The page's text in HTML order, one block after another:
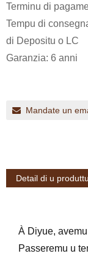
Terminu di
Tempu di
di Depositu o LC
Garanzia: 6 anni
Mandate un
Detail di u produttu
À Diyue,
Passeremu u